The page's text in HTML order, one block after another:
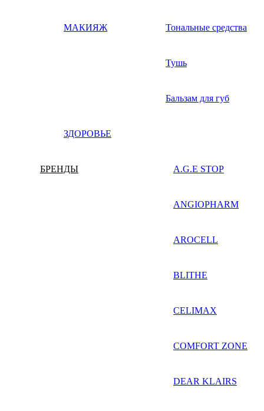
МАКИЯЖ Тональные средства
Тушь
Бальзам для губ
ЗДОРОВЬЕ
БРЕНДЫ A.G.E STOP
ANGIOPHARM
AROCELL
BLITHE
CELIMAX
COMFORT ZONE
DEAR KLAIRS